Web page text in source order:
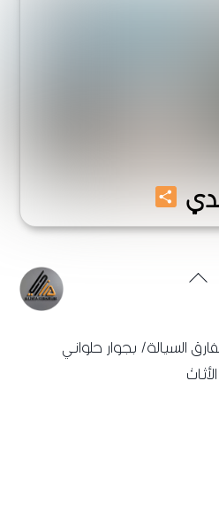
Share
Back
السيالة/ بجوار حلواني